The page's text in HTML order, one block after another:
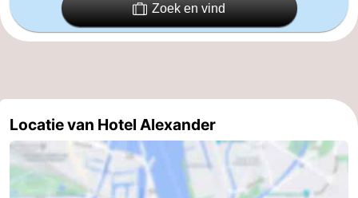
Diamantstad
Pleinen
het
centrum
en
tuinen
Stadsdelen
Omgeving
-
Zoek en vind
Locatie van Hotel Alexander